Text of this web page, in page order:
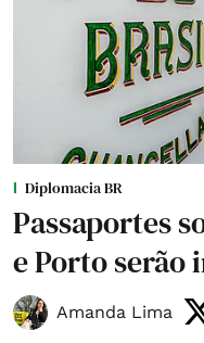
Diplomacia BR
Passaportes
e Porto serão
Amanda Lima